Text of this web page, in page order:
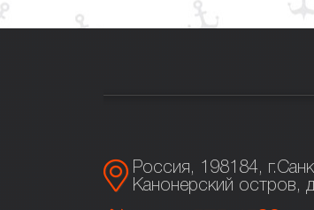
Россия, 198184,
Канонерский остров,